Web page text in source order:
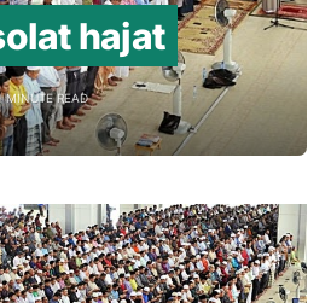
hajat
MINUTE READ